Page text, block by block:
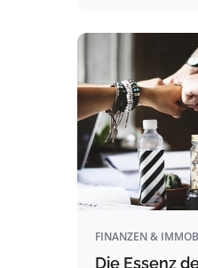
FINANZEN &
Die Essenz